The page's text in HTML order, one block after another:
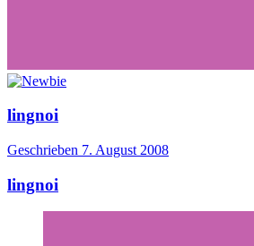
lingnoi
Geschrieben 7. August 2008
lingnoi